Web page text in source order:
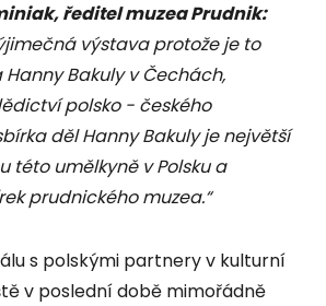
ředitel muzea Prudnik:
výstava protože je to
Bakuly v Čechách,
polsko - českého
děl Hanny Bakuly je největší
této umělkyně v Polsku a
prudnického muzea.“
s polskými partnery v kulturní
v poslední době mimořádně